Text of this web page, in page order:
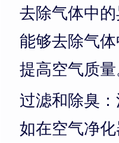
去除气体中
能够去除气
提高空气质
过滤和除臭
如在空气净